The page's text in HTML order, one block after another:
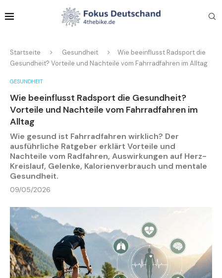
Startseite Gesundheit
Wie beeinflusst Radsport die
Gesundheit? Vorteile und Nachteile vom Fahrradfahren im Alltag
GESUNDHEIT
Wie beeinflusst Radsport die Gesundheit?
Vorteile und Nachteile vom Fahrradfahren im
Alltag
Wie gesund ist Fahrradfahren wirklich? Der
ausführliche Ratgeber erklärt Vorteile und
Nachteile vom Radfahren, Auswirkungen auf Herz-
Kreislauf, Gelenke, Kalorienverbrauch und mentale
Gesundheit.
09/05/2026